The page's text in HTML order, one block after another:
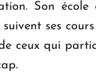
Son
ses
ceux qui